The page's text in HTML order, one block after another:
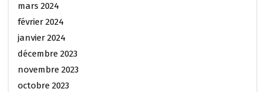
mars 2024
février 2024
janvier 2024
décembre 2023
novembre 2023
octobre 2023